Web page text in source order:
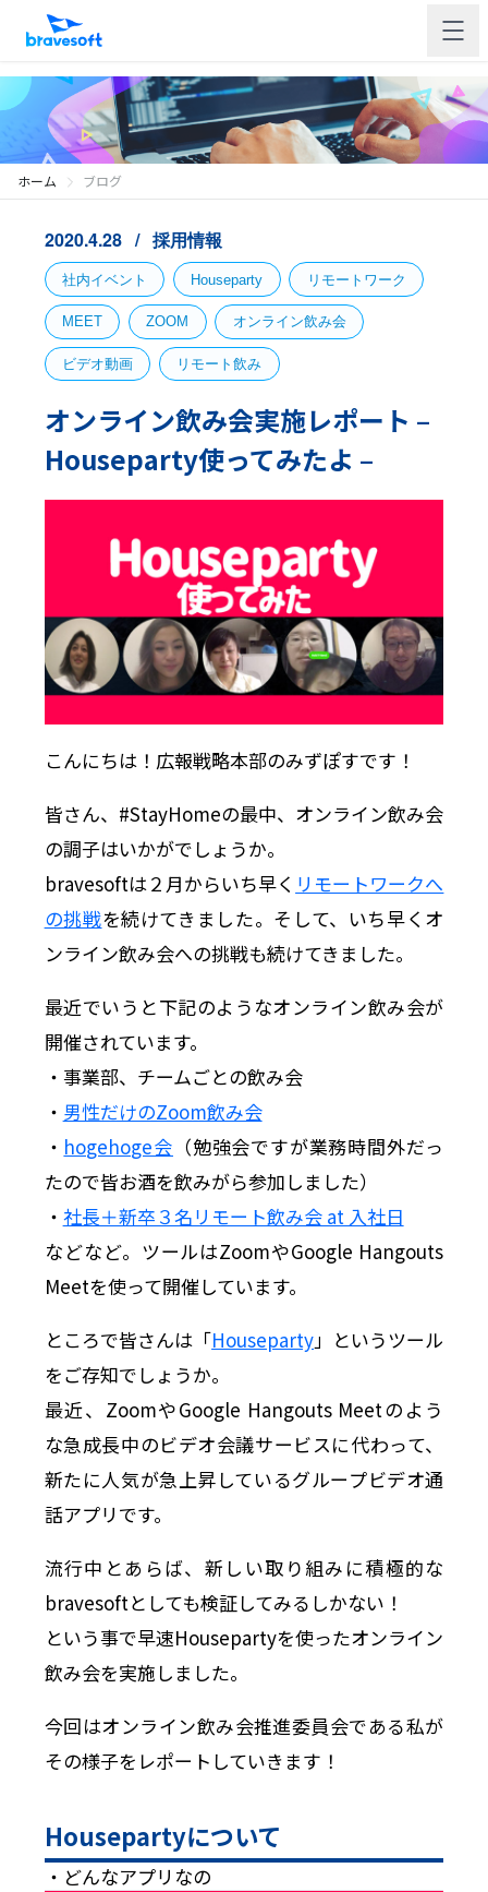
ホーム ブログ
2020.4.28 採用情報
社内イベント Houseparty リモートワーク
MEET ZOOM オンライン飲み会
ビデオ動画 リモート飲み
オンライン飲み会実施レポート –
Houseparty使ってみたよ –
こんにちは！広報戦略本部のみずぽすです！
皆さん、#StayHomeの最中、オンライン飲み会
の調子はいかがでしょうか。
bravesoftは２月からいち早く リモートワークへ
の挑戦を続けてきました。そして、いち早くオ
ンライン飲み会への挑戦も続けてきました。
最近でいうと下記のようなオンライン飲み会が
開催されています。
・事業部、チームごとの飲み会
・ 男性だけのZoom飲み会
・ hogehoge会 （勉強会ですが業務時間外だっ
たので皆お酒を飲みがら参加しました）
・ 社長＋新卒３名リモート飲み会 at 入社日
などなど。ツールはZoomやGoogle Hangouts
Meetを使って開催しています。
ところで皆さんは「Houseparty」というツール
をご存知でしょうか。
最近、ZoomやGoogle Hangouts Meetのよう
な急成長中のビデオ会議サービスに代わって、
新たに人気が急上昇しているグループビデオ通
話アプリです。
流行中とあらば、新しい取り組みに積極的な
bravesoftとしても検証してみるしかない！
という事で早速Housepartyを使ったオンライン
飲み会を実施しました。
今回はオンライン飲み会推進委員会である私が
その様子をレポートしていきます！
Housepartyについて
・どんなアプリなの